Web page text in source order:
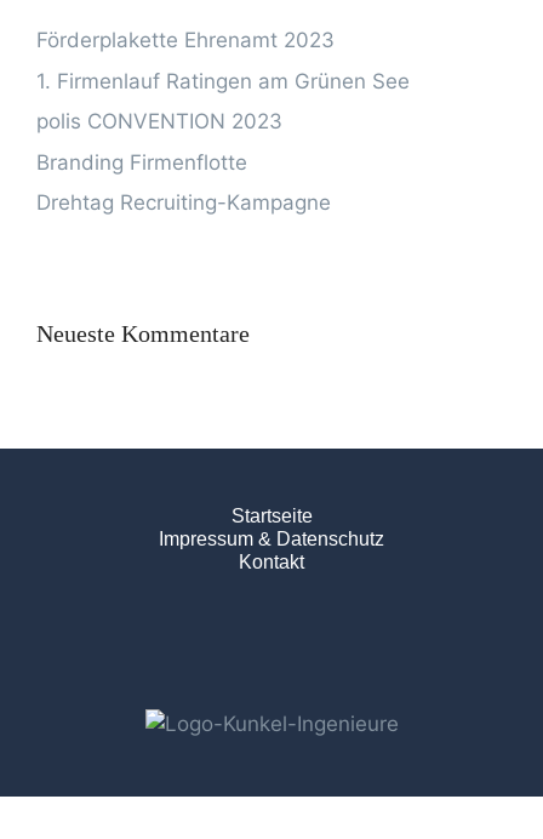
Förderplakette Ehrenamt 2023
1. Firmenlauf Ratingen am Grünen See
polis CONVENTION 2023
Branding Firmenflotte
Drehtag Recruiting-Kampagne
Neueste Kommentare
Startseite
Impressum & Datenschutz
Kontakt